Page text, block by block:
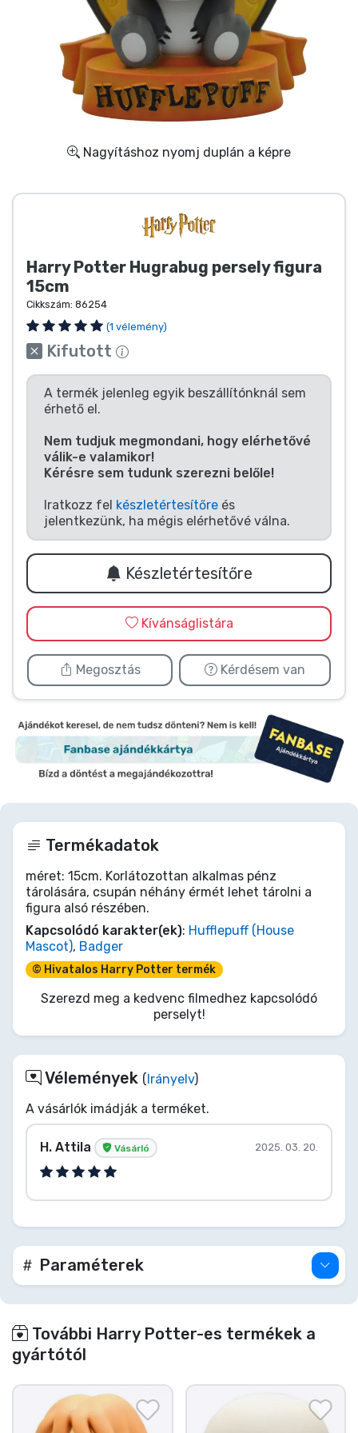
Nagyításhoz nyomj duplán a képre
Harry Potter Hugrabug persely figura
15cm
Cikkszám: 86254
(1 vélemény)
Kifutott
A termék jelenleg egyik beszállítónknál sem
érhető el.
Nem tudjuk megmondani, hogy elérhetővé
válik-e valamikor!
Kérésre sem tudunk szerezni belőle!
Iratkozz fel készletértesítőre és
jelentkezünk, ha mégis elérhetővé válna.
Készletértesítőre
Kívánságlistára
Megosztás Kérdésem van
Termékadatok
méret: 15cm. Korlátozottan alkalmas pénz
tárolására, csupán néhány érmét lehet tárolni a
figura alsó részében.
Kapcsolódó karakter(ek): Hufflepuff (House
Mascot), Badger
© Hivatalos Harry Potter termék
Szerezd meg a kedvenc filmedhez kapcsolódó
perselyt!
Vélemények ( Irányelv)
A vásárlók imádják a terméket.
H. Attila Vásárló 2025. 03. 20.
Paraméterek
További Harry Potter-es termékek a
gyártótól
Ajándékkártya
Szállítás és fizetés
Sorozatos cuccok
Animés cuccok
Gamer cuccok
Sportos cuccok
Zenés cuccok
Terméktípusok
Márkák